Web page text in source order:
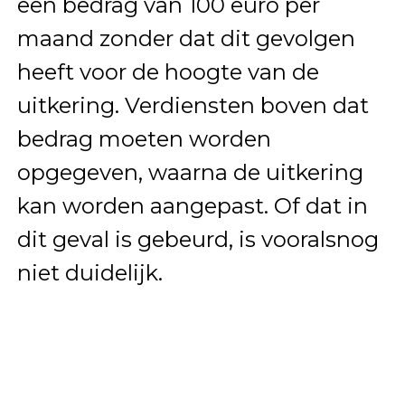
maand zonder dat dit gevolgen
heeft voor de hoogte van de
uitkering. Verdiensten boven dat
bedrag moeten worden
opgegeven, waarna de uitkering
kan worden aangepast. Of dat in
dit geval is gebeurd, is vooralsnog
niet duidelijk.